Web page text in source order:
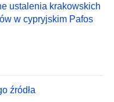
ustalenia krakowskich
w cypryjskim Pafos
źródła